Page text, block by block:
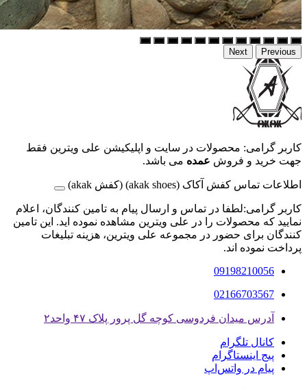
Previous
Next
کاربر گرامی: محصولات در سایت و اپلیکیشن علی ویترین فقط
جهت خرید و فروش عمده می باشد.
اطلاعات تماس کفش آکاک (akak shoes) (کفش akak)
کاربر گرامی:لطفا در تماس و ارسال پیام به تامین کنندگان، اعلام
نمایید که محصولات را در علی ویترین مشاهده نموده اید. این تامین
کنندگان برای حضور در مجموعه علی ویترین، هزینه تبلیغات
پرداخت نموده اند.
09198210056
02166703567
آدرس میدان فردوسی کوچه گل پرور پلاک ۴۷ واحد۲
کانال تلگرام
پیج اینستاگرام
پیام در واتس‌اپ